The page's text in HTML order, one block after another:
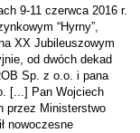
9-11 czerwca 2016 r.
“Hyrny”,
XX Jubileuszowym
od dwóch dekad
Sp. z o.o. i pana
[...] Pan Wojciech
przez Ministerstwo
nowoczesne